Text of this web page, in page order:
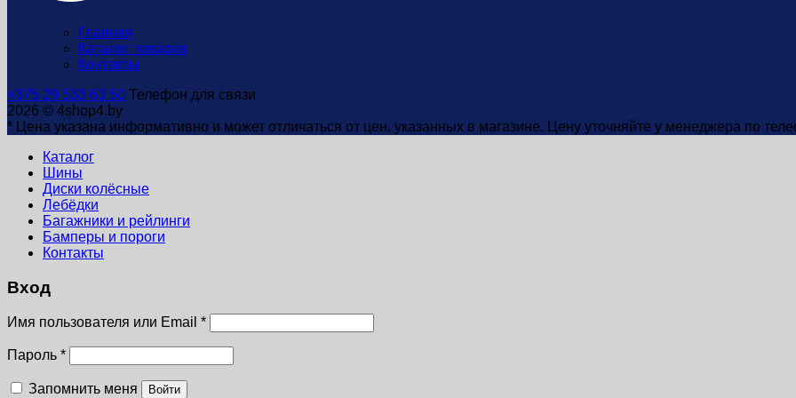
Главная
Каталог товаров
Контакты
+375 29 533 63 50 Телефон для связи
2026 © 4shop4.by
* Цена указана информативно и может отличаться от цен, указанных в магазине. Цену уточняйте у менеджера по
Каталог
Шины
Диски колёсные
Лебёдки
Багажники и рейлинги
Бамперы и пороги
Контакты
Вход
Имя пользователя или Email *
Пароль *
Запомнить меня Войти